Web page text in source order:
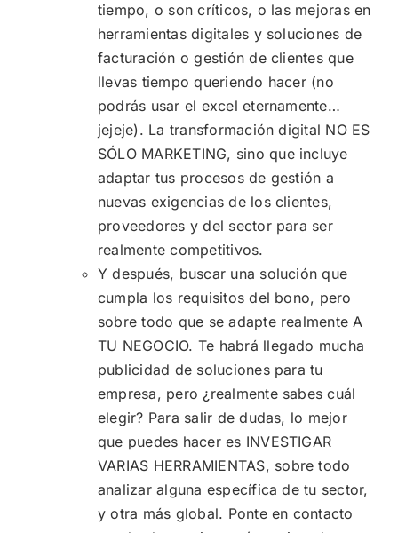
tiempo, o son críticos, o las mejoras en
herramientas digitales y soluciones de
facturación o gestión de clientes que
llevas tiempo queriendo hacer (no
podrás usar el excel eternamente…
jejeje). La transformación digital NO ES
SÓLO MARKETING, sino que incluye
adaptar tus procesos de gestión a
nuevas exigencias de los clientes,
proveedores y del sector para ser
realmente competitivos.
Y después, buscar una solución que
cumpla los requisitos del bono, pero
sobre todo que se adapte realmente A
TU NEGOCIO. Te habrá llegado mucha
publicidad de soluciones para tu
empresa, pero ¿realmente sabes cuál
elegir? Para salir de dudas, lo mejor
que puedes hacer es INVESTIGAR
VARIAS HERRAMIENTAS, sobre todo
analizar alguna específica de tu sector,
y otra más global. Ponte en contacto